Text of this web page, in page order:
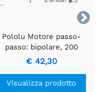

Pololu Motore passo-
passo: bipolare, 200
passi/giro, 35×28 mm, 10
V, 0,5 A/fase
€ 42,30
Visualizza prodotto